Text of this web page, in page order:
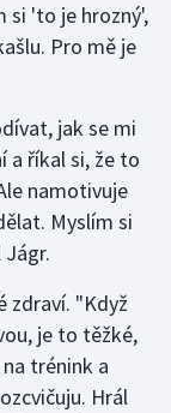
si 'to je hrozný',
Pro mě je
jak se mi
a říkal si, že to
namotivuje
Myslím si
zdraví. "Když
je to těžké,
trénink a
Hrál